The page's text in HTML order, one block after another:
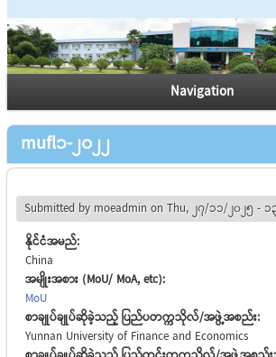
Navigation
mufl1-2022
Submitted bymoeadminon Thu, 27/11/2025 -
နိုင်ငံအမည်:
China
အမျိုးအစား (MoU/ MoA, etc):
MoU
စာချုပ်ချုပ်ဆိုခဲ့သည့် ပြည်ပတက္ကသိုလ်/အဖွဲ့အစည်း:
Yunnan University of Finance and Economics